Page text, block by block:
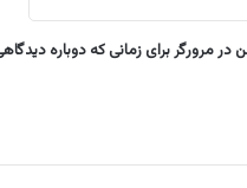
در مرورگر برای زمانی که دوباره